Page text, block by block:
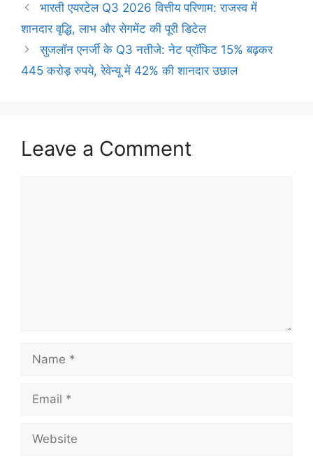
भारती एयरटेल Q3 2026 वित्तीय परिणाम: राजस्व में
शानदार वृद्धि, लाभ और सेगमेंट की पूरी डिटेल
सुजलॉन एनर्जी के Q3 नतीजे: नेट प्रॉफिट 15% बढ़कर
445 करोड़ रुपये, रेवेन्यू में 42% की शानदार उछाल
Leave a Comment
Name
Email
Website